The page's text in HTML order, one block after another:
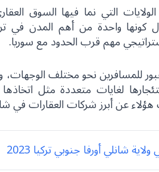
التي نما فيها السوق
كونها واحدة من أهم المدن في
مهم قرب الحدود مع سوريا.
عبور للمسافرين نحو مختلف الوجهات،
لغايات متعددة مثل اتخاذها
عن أبرز شركات العقارات في